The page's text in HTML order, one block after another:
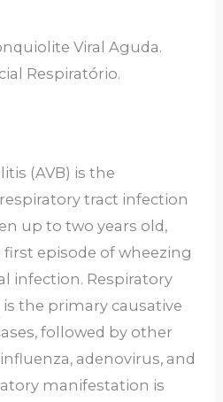
Viral Aguda.
Respiratório.
(AVB) is the
tract infection
up to two years old,
episode of wheezing
infection. Respiratory
is the primary causative
followed by other
adenovirus, and
manifestation is